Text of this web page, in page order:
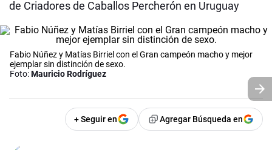
de Criadores de Caballos Percherón en Uruguay
Fabio Núñez y Matías Birriel con el Gran campeón macho y mejor
ejemplar sin distinción de sexo.
Foto:Mauricio Rodríguez
+ Seguir en Agregar Búsqueda en